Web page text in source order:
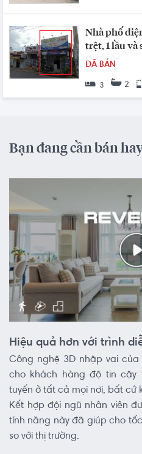
Nhà phố
trệt, 1 lầu và
ĐÃ BÁN
3 2
Bạn đang cần bán
Hiệu quả hơn với trình
Công nghệ 3D nhập vai của
cho khách hàng độ tin cậy
tuyến ở tất cả mọi nơi, bất cứ
Kết hợp đội ngũ nhân viên
tính năng này đã giúp cho
so với thị trường.